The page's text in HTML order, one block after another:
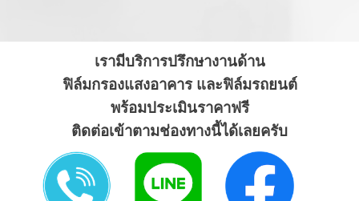
เรามีบริการปรึกษางานด้าน
ฟิล์มกรองแสงอาคาร และฟิล์มรถยนต์
พร้อมประเมินราคาฟรี
ติดต่อเข้าตามช่องทางนี้ได้เลยครับ